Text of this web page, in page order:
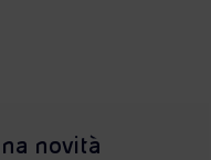
novità